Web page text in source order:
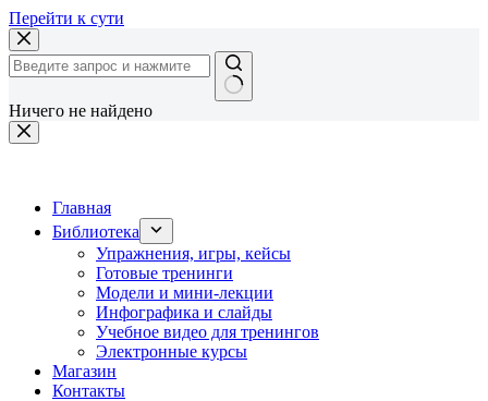
Перейти к сути
Ничего не найдено
Главная
Библиотека
Упражнения, игры, кейсы
Готовые тренинги
Модели и мини-лекции
Инфографика и слайды
Учебное видео для тренингов
Электронные курсы
Магазин
Контакты